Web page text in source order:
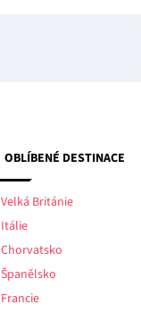
OBLÍBENÉ DESTINACE
Velká Británie
Itálie
Chorvatsko
Španělsko
Francie